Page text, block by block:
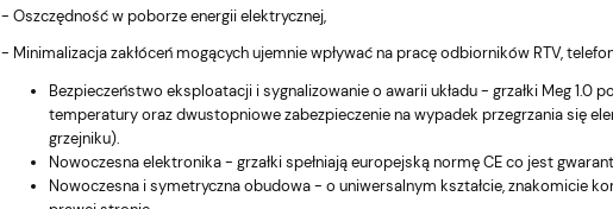
- Oszczędność w poborze energii elektrycznej,
- Minimalizacja zakłóceń mogących ujemnie wpływać na pracę odbiorników RTV,
Bezpieczeństwo eksploatacji i sygnalizowanie o awarii układu - grzałki Meg 1.0
temperatury oraz dwustopniowe zabezpieczenie na wypadek przegrzania się
grzejniku).
Nowoczesna elektronika - grzałki spełniają europejską normę CE co jest
Nowoczesna i symetryczna obudowa - o uniwersalnym kształcie, znakomicie